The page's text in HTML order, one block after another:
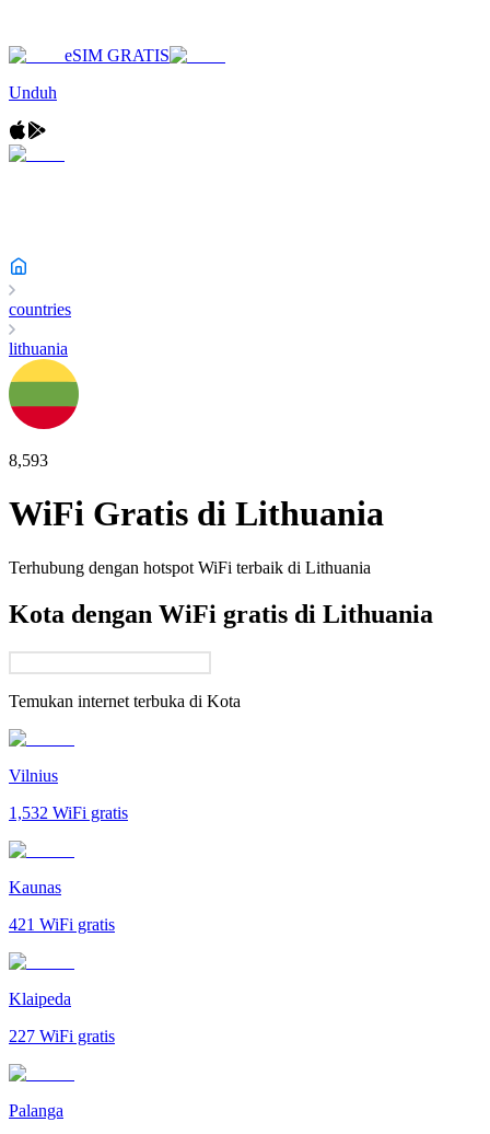
eSIM GRATIS
Unduh
countries
lithuania
8,593
WiFi Gratis di Lithuania
Terhubung dengan hotspot WiFi terbaik di Lithuania
Kota dengan WiFi gratis di Lithuania
Temukan internet terbuka di Kota
Vilnius
1,532 WiFi gratis
Kaunas
421 WiFi gratis
Klaipeda
227 WiFi gratis
Palanga